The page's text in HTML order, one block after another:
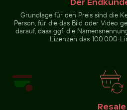
Wunderkerze mit Botschaft
Zur Stock-Kollektion
Der
Grundlage für den Preis sind die
Person, für die das Bild oder Video
darauf, dass ggf. die
Lizenzen das 100.000-
Resale